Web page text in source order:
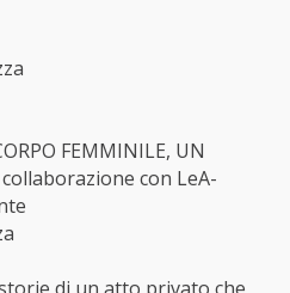
FEMMINILE, UN
con LeA-